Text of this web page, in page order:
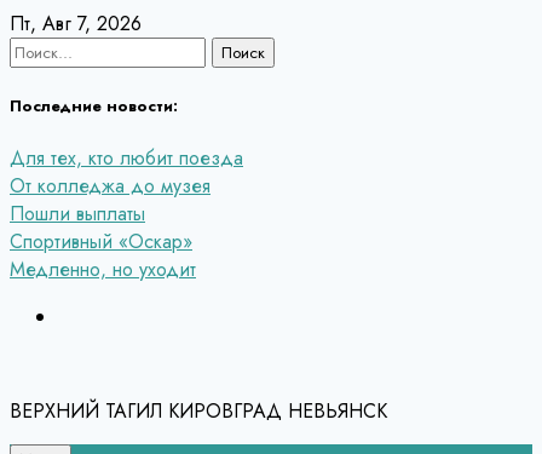
Перейти
к
Пт, Авг 7, 2026
Найти:
Последние новости:
Для тех, кто любит поезда
От колледжа до музея
Пошли выплаты
Спортивный «Оскар»
Медленно, но уходит
ВЕРХНИЙ ТАГИЛ КИРОВГРАД НЕВЬЯНСК